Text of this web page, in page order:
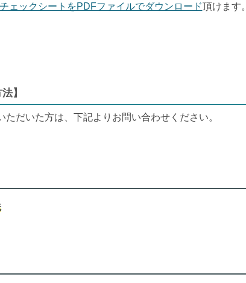
チェックシートをPDFファイルでダウンロード頂けます。
】
だいた方は、下記よりお問い合わせください。